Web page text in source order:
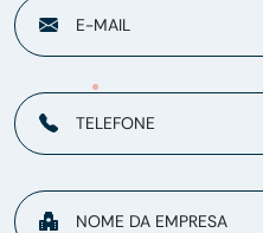
E-MAIL
TELEFONE
NOME DA EMPRESA